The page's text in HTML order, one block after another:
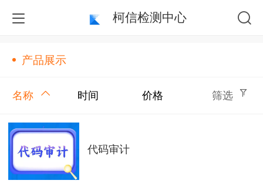
柯信检测中心
产品展示
名称 时间 价格 筛选
代码审计